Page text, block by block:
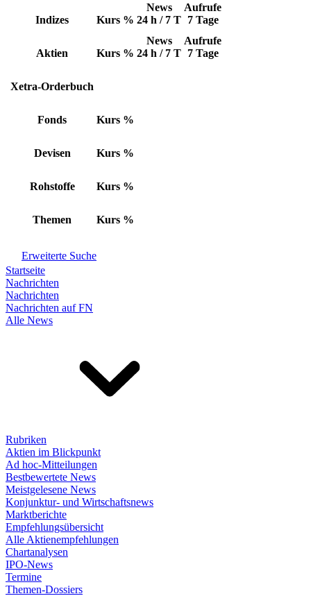
Indizes Kurs %
News
24 h / 7 T
Aufrufe
7 Tage
Aktien Kurs %
News
24 h / 7 T
Aufrufe
7 Tage
Xetra-Orderbuch
Fonds Kurs %
Devisen Kurs %
Rohstoffe Kurs %
Themen Kurs %
Erweiterte Suche
Startseite
Nachrichten
Nachrichten
Nachrichten auf FN
Alle News
Rubriken
Aktien im Blickpunkt
Ad hoc-Mitteilungen
Bestbewertete News
Meistgelesene News
Konjunktur- und Wirtschaftsnews
Marktberichte
Empfehlungsübersicht
Alle Aktienempfehlungen
Chartanalysen
IPO-News
Termine
Themen-Dossiers